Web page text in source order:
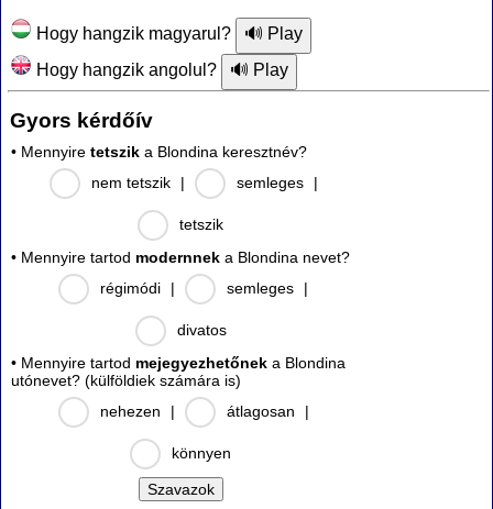
Hogy hangzik magyarul?
Hogy hangzik angolul?
Gyors kérdőív
• Mennyire tetszik a Blondina keresztnév?
nem tetszik
| semleges |
tetszik
• Mennyire tartod modernnek a Blondina nevet?
régimódi
| semleges |
divatos
• Mennyire tartod mejegyezhetőnek a Blondina
utónevet? (külföldiek számára is)
nehezen
| átlagosan |
könnyen